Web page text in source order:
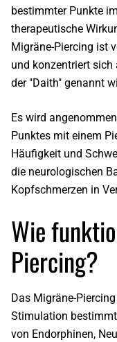
bestimmter Punkte
therapeutische
Migräne-Piercing ist
und konzentriert sich
der "Daith" genannt
Es wird
Punktes mit einem
Häufigkeit und
die neurologischen
Kopfschmerzen in
Wie
Piercing?
Das Migräne-
Stimulation
von Endorphinen,